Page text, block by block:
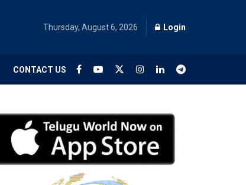
Thursday, August 6, 2026 Login
CONTACT US